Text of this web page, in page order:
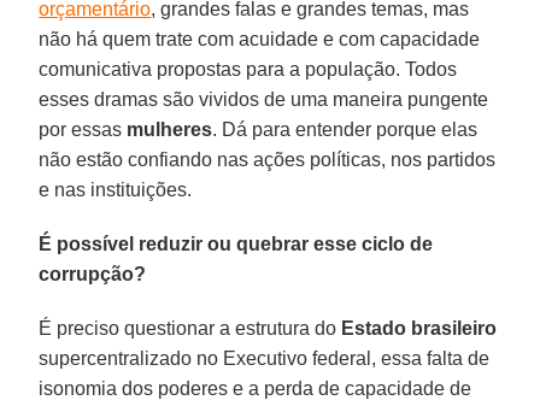
orçamentário, grandes falas e grandes temas, mas
não há quem trate com acuidade e com capacidade
comunicativa propostas para a população. Todos
esses dramas são vividos de uma maneira pungente
por essas mulheres. Dá para entender porque elas
não estão confiando nas ações políticas, nos partidos
e nas instituições.
É possível reduzir ou quebrar esse ciclo de
corrupção?
É preciso questionar a estrutura do Estado brasileiro
supercentralizado no Executivo federal, essa falta de
isonomia dos poderes e a perda de capacidade de